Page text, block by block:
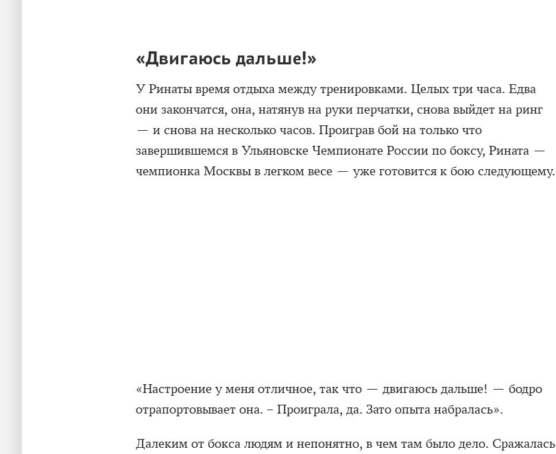
«Двигаюсь дальше!»
У Ринаты время отдыха между тренировками. Целых три часа. Едва
они закончатся, она, натянув на руки перчатки, снова выйдет на ринг
— и снова на несколько часов. Проиграв бой на только что
завершившемся в Ульяновске Чемпионате России по боксу, Рината —
чемпионка Москвы в легком весе — уже готовится к бою следующему.
«Настроение у меня отличное, так что — двигаюсь дальше! — бодро
отрапортовывает она. – Проиграла, да. Зато опыта набралась».
Далеким от бокса людям и непонятно, в чем там было дело. Сражалась